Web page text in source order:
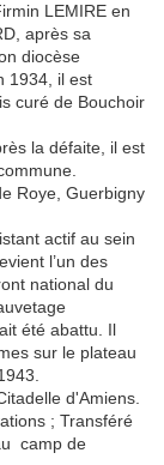
LEMIRE en
après sa
diocèse
1934, il est
curé de Bouchoir
la défaite, il est
Roye, Guerbigny
actif au sein
l’un des
national du
été abattu. Il
sur le plateau
d'Amiens.
; Transféré
camp de